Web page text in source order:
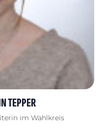
TEPPER
im Wahlkreis